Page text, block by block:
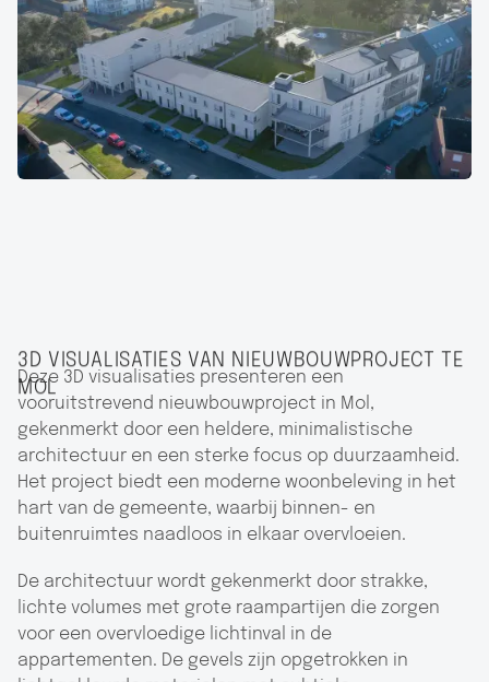
3D VISUALISATIES VAN NIEUWBOUWPROJECT TE
MOL
Deze 3D visualisaties presenteren een
vooruitstrevend nieuwbouwproject in Mol,
gekenmerkt door een heldere, minimalistische
architectuur en een sterke focus op duurzaamheid.
Het project biedt een moderne woonbeleving in het
hart van de gemeente, waarbij binnen- en
buitenruimtes naadloos in elkaar overvloeien.
De architectuur wordt gekenmerkt door strakke,
lichte volumes met grote raampartijen die zorgen
voor een overvloedige lichtinval in de
appartementen. De gevels zijn opgetrokken in